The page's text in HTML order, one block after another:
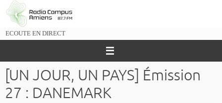
Passer
vers
ECOUTE EN DIRECT
[UN JOUR, UN PAYS] Émission
27 : DANEMARK